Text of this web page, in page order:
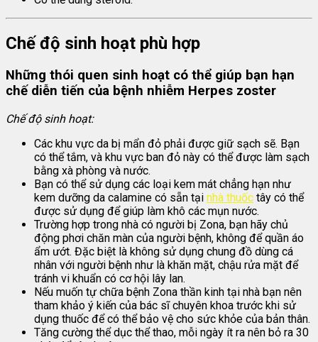
Chế độ sinh hoạt phù hợp
Những thói quen sinh hoạt có thể giúp bạn hạn
chế diễn tiến của bệnh nhiễm Herpes zoster
Chế độ sinh hoạt:
Các khu vực da bị mẩn đỏ phải được giữ sạch sẽ. Bạn
có thể tắm, và khu vực ban đỏ này có thể được làm sạch
bằng xà phòng và nước.
Bạn có thể sử dụng các loại kem mát chẳng hạn như
kem dưỡng da calamine có sẵn tại nhà thuốc tây có thể
được sử dụng để giúp làm khô các mụn nước.
Trường hợp trong nhà có người bị Zona, bạn hãy chủ
động phơi chăn màn của người bệnh, không để quần áo
ẩm ướt. Đặc biệt là không sử dụng chung đồ dùng cá
nhân với người bệnh như là khăn mặt, chậu rửa mặt để
tránh vi khuẩn có cơ hội lây lan.
Nếu muốn tự chữa bệnh Zona thần kinh tại nhà bạn nên
tham khảo ý kiến của bác sĩ chuyên khoa trước khi sử
dụng thuốc để có thể bảo vệ cho sức khỏe của bản thân.
Tăng cường thể dục thể thao, mỗi ngày ít ra nên bỏ ra 30